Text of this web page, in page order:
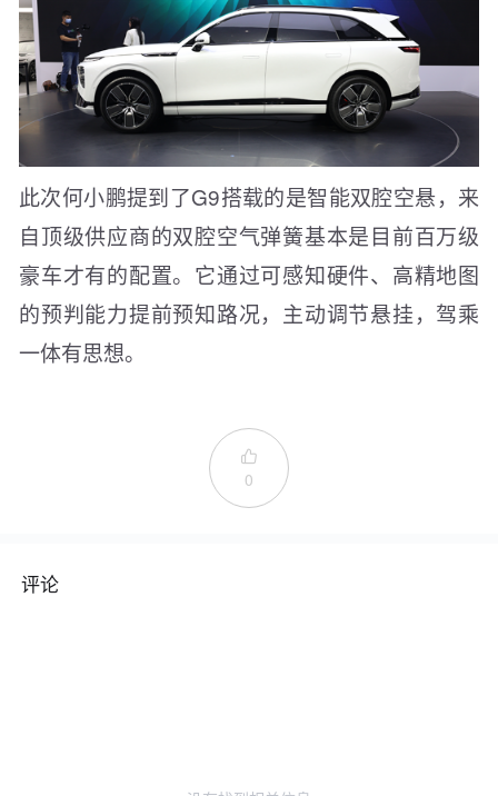
此次何小鹏提到了G9搭载的是智能双腔空悬，来
自顶级供应商的双腔空气弹簧基本是目前百万级
豪车才有的配置。它通过可感知硬件、高精地图
的预判能力提前预知路况，主动调节悬挂，驾乘
一体有思想。

0
评论